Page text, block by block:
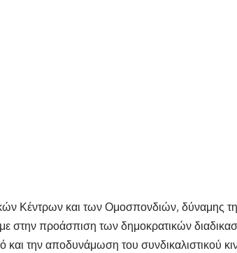
Κέντρων και των Ομοσπονδιών, δύναμης
στην προάσπιση των δημοκρατικών
την αποδυνάμωση του συνδικαλιστικού